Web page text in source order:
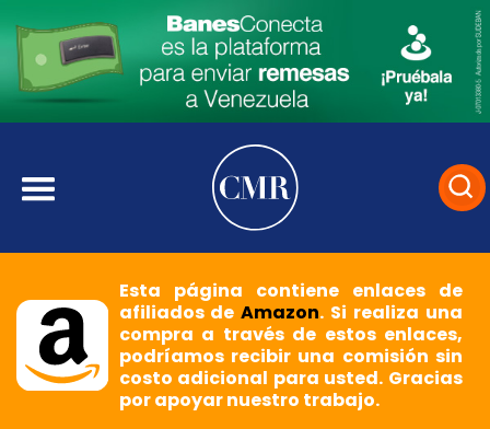
Esta página contiene enlaces de
afiliados deAmazon. Si realiza una
compra a través de estos enlaces,
podríamos recibir una comisión sin
costo adicional para usted. Gracias
por apoyar nuestro trabajo.